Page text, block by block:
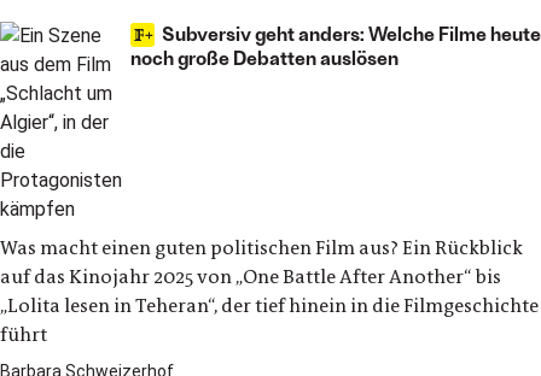
Subversiv geht anders: Welche Filme heute
noch große Debatten auslösen
Was macht einen guten politischen Film aus? Ein Rückblick
auf das Kinojahr 2025 von „One Battle After Another“ bis
„Lolita lesen in Teheran“, der tief hinein in die Filmgeschichte
führt
Barbara Schweizerhof